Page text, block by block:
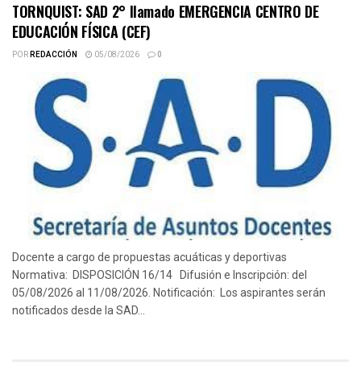
TORNQUIST: SAD 2° llamado EMERGENCIA CENTRO DE
EDUCACIÓN FÍSICA (CEF)
PORREDACCIÓN 05/08/2026 0
Docente a cargo de propuestas acuáticas y deportivas
Normativa: DISPOSICIÓN 16/14 Difusión e Inscripción: del
05/08/2026 al 11/08/2026. Notificación: Los aspirantes serán
notificados desde la SAD...